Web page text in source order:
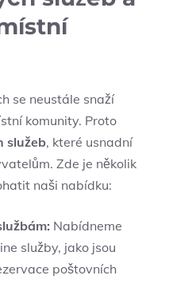
se neustále snaží
komunity. Proto
služeb, které usnadní
Zde je několik
naši nabídku:
Nabídneme
služby, jako jsou
poštovních